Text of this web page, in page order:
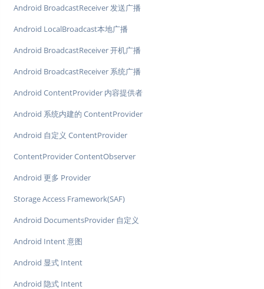
Android BroadcastReceiver 发送广播
Android LocalBroadcast本地广播
Android BroadcastReceiver 开机广播
Android BroadcastReceiver 系统广播
Android ContentProvider 内容提供者
Android 系统内建的 ContentProvider
Android 自定义 ContentProvider
ContentProvider ContentObserver
Android 更多 Provider
Storage Access Framework(SAF)
Android DocumentsProvider 自定义
Android Intent 意图
Android 显式 Intent
Android 隐式 Intent